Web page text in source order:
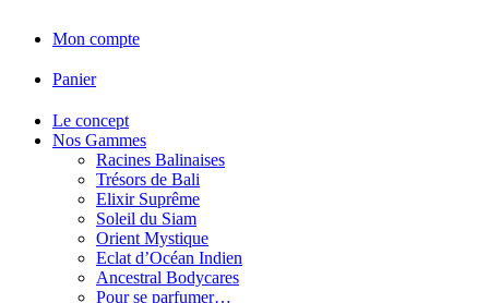
Mon compte
Panier
Le concept
Nos Gammes
Racines Balinaises
Trésors de Bali
Elixir Suprême
Soleil du Siam
Orient Mystique
Eclat d’Océan Indien
Ancestral Bodycares
Pour se parfumer…